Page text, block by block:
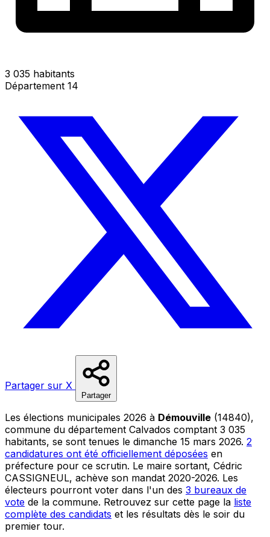
3 035 habitants
Département 14
Partager sur X
Partager
Les élections municipales 2026 à Démouville (14840),
commune du département Calvados comptant 3 035
habitants, se sont tenues le dimanche 15 mars 2026. 2
candidatures ont été officiellement déposées en
préfecture pour ce scrutin. Le maire sortant, Cédric
CASSIGNEUL, achève son mandat 2020-2026. Les
électeurs pourront voter dans l'un des 3 bureaux de
vote de la commune. Retrouvez sur cette page la liste
complète des candidats et les résultats dès le soir du
premier tour.